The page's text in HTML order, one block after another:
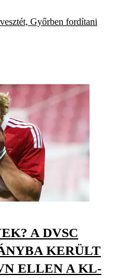
Győrben fordítani
A DVSC
KERÜLT
ELLEN A KL-